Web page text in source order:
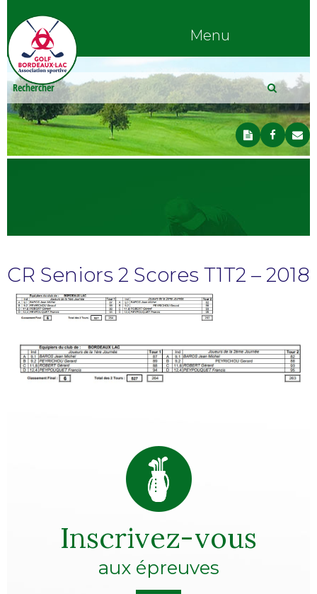
Menu
CR Seniors 2 Scores T1T2 – 2018
Inscrivez-vous
aux épreuves